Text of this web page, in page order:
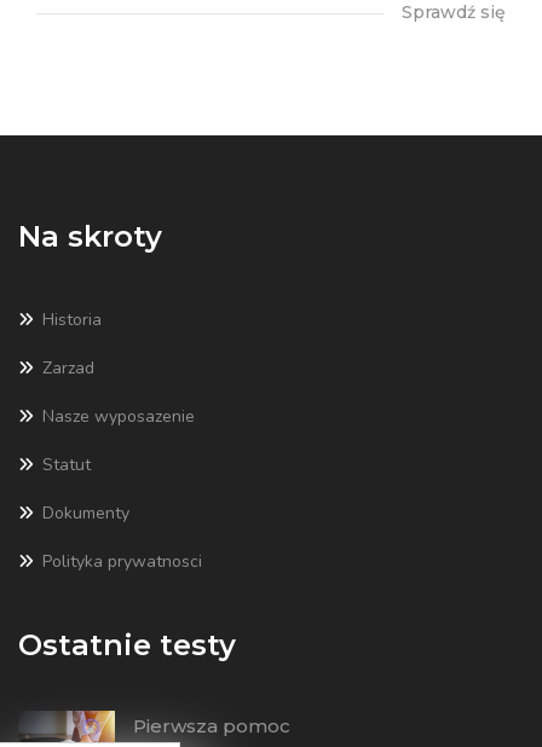
Sprawdź się
Na skroty
Historia
Zarzad
Nasze wyposazenie
Statut
Dokumenty
Polityka prywatnosci
Ostatnie testy
Pierwsza pomoc